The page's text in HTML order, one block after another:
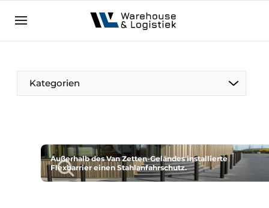
NL EN
Kategorien
Außerhalb des Van Zetten-Geländes installierte
Flexbarrier einen Stahlanfahrschutz.